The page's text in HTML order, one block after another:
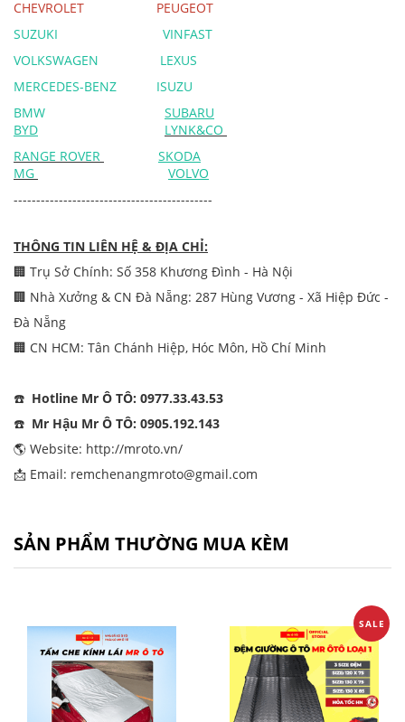
CHEVROLET
PEUGEOT
SUZUKI
VINFAST
VOLKSWAGEN
LEXUS
MERCEDES-BENZ
ISUZU
BMW
SUBARU
BYD
LYNK&CO
RANGE ROVER
SKODA
MG
VOLVO
--------------------------------------------
THÔNG TIN LIÊN HỆ & ĐỊA CHỈ:
🏢 Trụ Sở Chính: Số 358 Khương Đình - Hà Nội
🏢 Nhà Xưởng & CN Đà Nẵng: 287 Hùng Vương - Xã Hiệp Đức -
Đà Nẵng
🏢 CN HCM: Tân Chánh Hiệp, Hóc Môn, Hồ Chí Minh
☎️ Hotline Mr Ô TÔ: 0977.33.43.53
☎️ Mr Hậu Mr Ô TÔ: 0905.192.143
🌎 Website: http://mroto.vn/
📩 Email: remchenangmroto@gmail.com
SẢN PHẨM THƯỜNG MUA KÈM
SALE